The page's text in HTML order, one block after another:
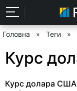
Головна » Теги »
Курс
Курс долара США